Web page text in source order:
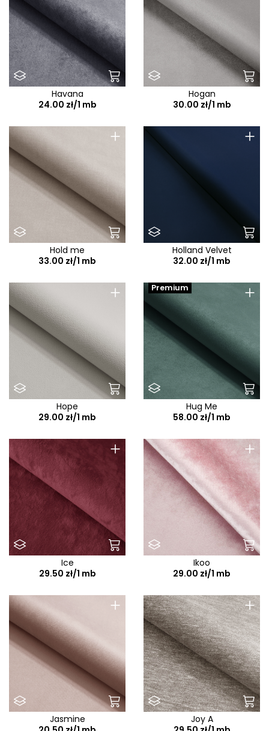
Havana
24.00 zł/1 mb
Hogan
30.00 zł/1 mb
+
Hold me
33.00 zł/1 mb
+
Holland Velvet
32.00 zł/1 mb
+
Hope
29.00 zł/1 mb
+
Premium
Hug Me
58.00 zł/1 mb
+
Ice
29.50 zł/1 mb
+
Ikoo
29.00 zł/1 mb
+
Jasmine
+
Joy A